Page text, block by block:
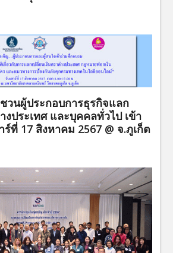
วนผู้ประกอบการธุรกิจแลก
งประเทศ และบุคคลทั่วไป เข้า
ร์ที่ 17 สิงหาคม 2567 @ จ.ภูเก็ต